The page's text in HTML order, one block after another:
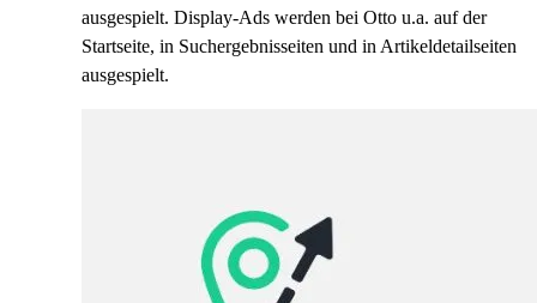
ausgespielt. Display-Ads werden bei Otto u.a. auf der
Startseite, in Suchergebnisseiten und in Artikeldetailseiten
ausgespielt.